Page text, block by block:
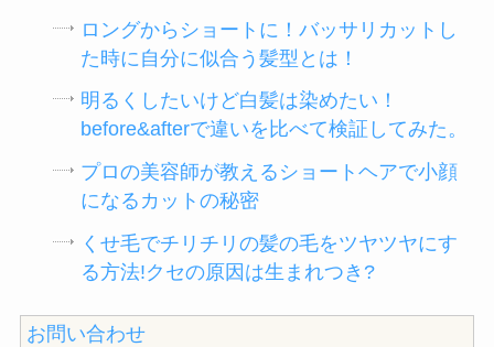
ロングからショートに！バッサリカットし
た時に自分に似合う髪型とは！
明るくしたいけど白髪は染めたい！
before&afterで違いを比べて検証してみた。
プロの美容師が教えるショートヘアで小顔
になるカットの秘密
くせ毛でチリチリの髪の毛をツヤツヤにす
る方法!クセの原因は生まれつき?
お問い合わせ